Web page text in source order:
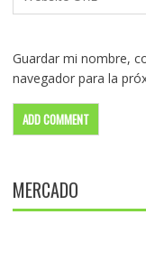
Guardar mi nombre,
navegador para la
MERCADO